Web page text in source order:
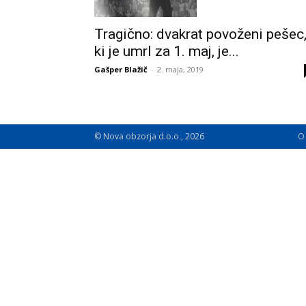
Tragično: dvakrat povoženi pešec,
ki je umrl za 1. maj, je...
Gašper Blažič - 2. maja, 2019
© Nova obzorja d.o.o., 2026